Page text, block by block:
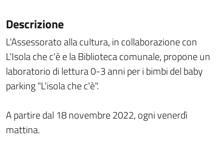
Descrizione
L'Assessorato alla cultura, in collaborazione con
L'Isola che c'è e la Biblioteca comunale, propone un
laboratorio di lettura 0-3 anni per i bimbi del baby
parking "L'isola che c'è".
A partire dal 18 novembre 2022, ogni venerdì
mattina.